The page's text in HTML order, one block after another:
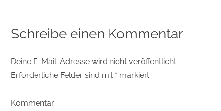
Schreibe einen Kommentar
Deine E-Mail-Adresse wird nicht veröffentlicht.
Erforderliche Felder sind mit * markiert
Kommentar